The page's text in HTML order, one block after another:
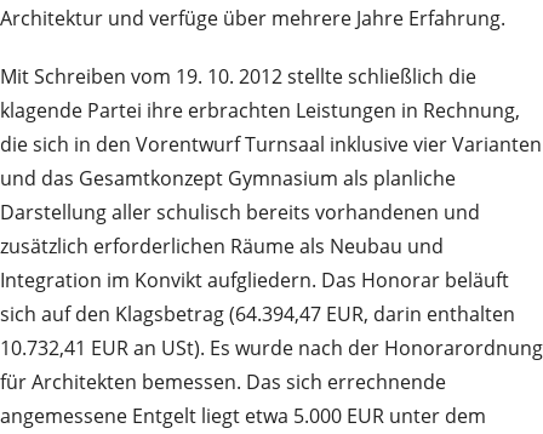
Architektur und verfüge über mehrere Jahre Erfahrung.
Mit Schreiben vom 19. 10. 2012 stellte schließlich die
klagende Partei ihre erbrachten Leistungen in Rechnung,
die sich in den Vorentwurf Turnsaal inklusive vier Varianten
und das Gesamtkonzept Gymnasium als planliche
Darstellung aller schulisch bereits vorhandenen und
zusätzlich erforderlichen Räume als Neubau und
Integration im Konvikt aufgliedern. Das Honorar beläuft
sich auf den Klagsbetrag (64.394,47 EUR, darin enthalten
10.732,41 EUR an USt). Es wurde nach der Honorarordnung
für Architekten bemessen. Das sich errechnende
angemessene Entgelt liegt etwa 5.000 EUR unter dem